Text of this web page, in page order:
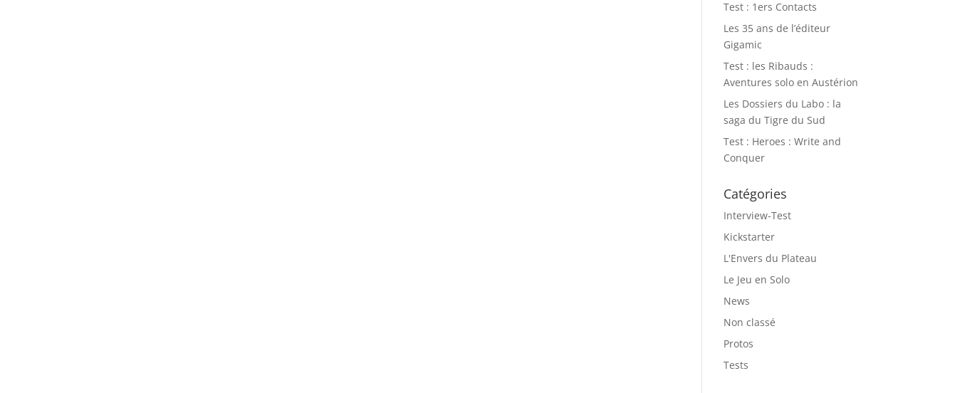
Test : 1ers Contacts
Les 35 ans de l’éditeur
Gigamic
Test : les Ribauds :
Aventures solo en Austérion
Les Dossiers du Labo : la
saga du Tigre du Sud
Test : Heroes : Write and
Conquer
Catégories
Interview-Test
Kickstarter
L'Envers du Plateau
Le Jeu en Solo
News
Non classé
Protos
Tests